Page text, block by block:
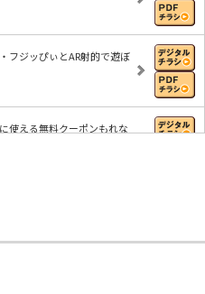
フジッぴぃとAR射的で遊ぼ
使える無料クーポンもれな